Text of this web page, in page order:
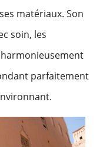
matériaux. Son
soin, les
parfaitement